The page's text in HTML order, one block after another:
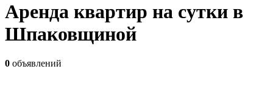
Аренда квартир на сутки в
Шпаковщиной
0 объявлений